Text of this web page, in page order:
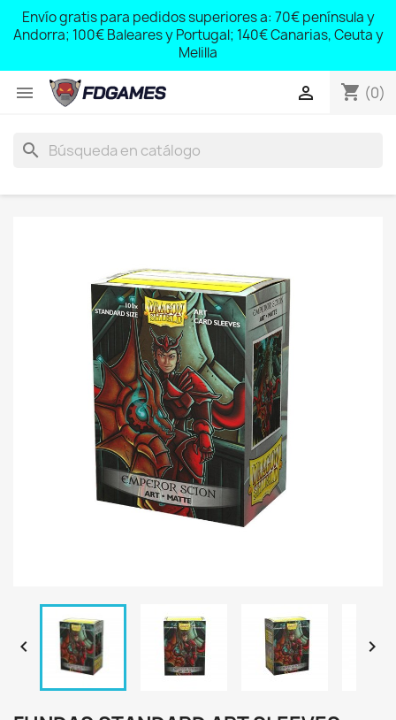
Envío gratis para pedidos superiores a: 70€ península y
Andorra; 100€ Baleares y Portugal; 140€ Canarias, Ceuta y
Melilla
Free shipping for orders over: € 70 peninsula and Andorra;
€ 100 Balearic Islands and Portugal; € 140 Canary Islands,
Ceuta and Melilla
 shopping_cart (0)

search
 